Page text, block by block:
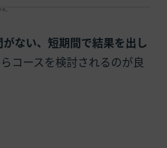
がない、短期間で結果を出し
コースを検討されるのが良